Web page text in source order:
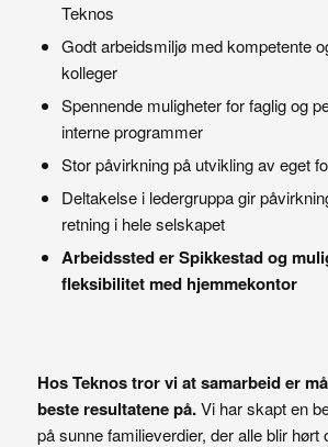
Teknos
Godt arbeidsmiljø med kompetente
kolleger
Spennende muligheter for faglig og
interne programmer
Stor påvirkning på utvikling av eget
Deltakelse i ledergruppa gir
retning i hele selskapet
Arbeidssted er Spikkestad og
fleksibilitet med hjemmekontor
Hos Teknos tror vi at samarbeid er
beste resultatene på.Vi har skapt en
på sunne familieverdier, der alle blir hørt